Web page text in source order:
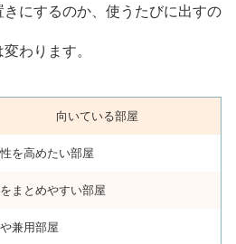
にするのか、使うたびに出すの
わります。
向いている部屋
を高めたい部屋
まとめやすい部屋
兼用部屋